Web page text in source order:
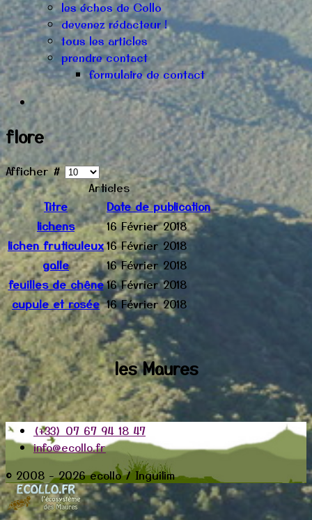
les échos de Collo
devenez rédacteur !
tous les articles
prendre contact
formulaire de contact
flore
Afficher #
Articles
Titre
Date de publication
lichens
16 Février 2018
lichen fruticuleux16 Février 2018
galle
16 Février 2018
feuilles de chêne16 Février 2018
cupule et rosée 16 Février 2018
les Maures
(+33) 07 67 94 18 47
info@ecollo.fr
© 2008 - 2026 ecollo / Inguilim